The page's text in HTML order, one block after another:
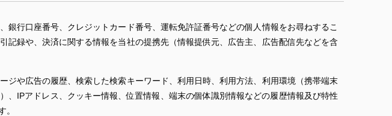
行口座番号、クレジットカード番号、運転免許証番号などの個人情報をお尋ねするこ
録や、決済に関する情報を当社の提携先（情報提供元、広告主、広告配信先などを含
や広告の履歴、検索した検索キーワード、利用日時、利用方法、利用環境（携帯端末
IPアドレス、クッキー情報、位置情報、端末の個体識別情報などの履歴情報及び特性
。